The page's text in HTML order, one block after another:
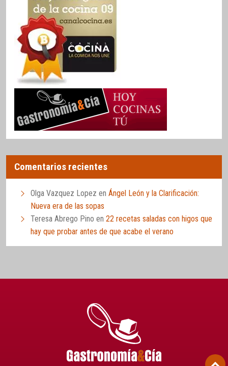
Comentarios recientes
Olga Vazquez Lopez en Ángel León y la Clarificación:
Nueva era de las sopas
Teresa Abrego Pino en 22 recetas saladas con higos que
hay que probar antes de que acabe el verano